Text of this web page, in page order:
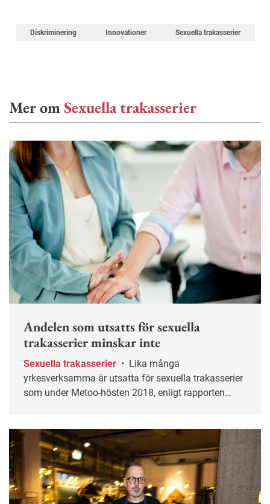
Diskriminering Innovationer Sexuella trakasserier
Mer omSexuella trakasserier
Andelen som utsatts för sexuella
trakasserier minskar inte
Sexuella trakasserier •
yrkesverksamma är utsatta för sexuella trakasserier
som under Metoo-hösten 2018, enligt rapporten